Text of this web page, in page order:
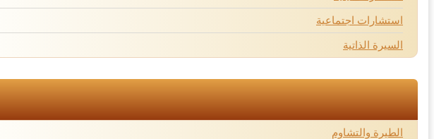
استشارات اجتماعية
السيرة الذاتية
الطيرة والتشاوم